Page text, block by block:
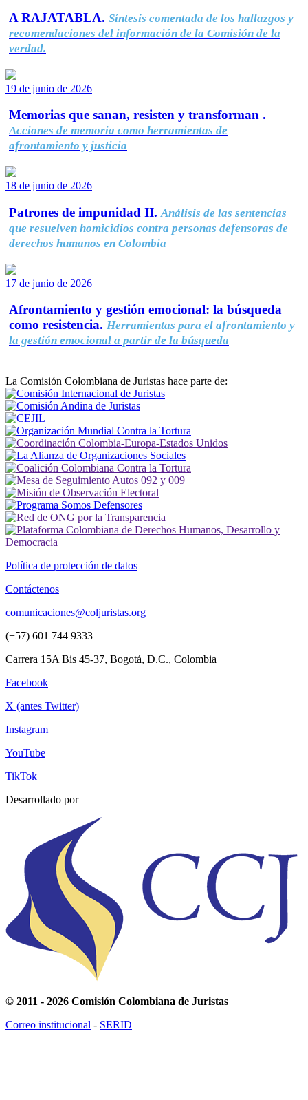
A RAJATABLA. Síntesis comentada de los hallazgos y
recomendaciones del información de la Comisión de la
verdad.
19 de junio de 2026
Memorias que sanan, resisten y transforman .
Acciones de memoria como herramientas de
afrontamiento y justicia
18 de junio de 2026
Patrones de impunidad II. Análisis de las sentencias
que resuelven homicidios contra personas defensoras de
derechos humanos en Colombia
17 de junio de 2026
Afrontamiento y gestión emocional: la búsqueda
como resistencia. Herramientas para el afrontamiento y
la gestión emocional a partir de la búsqueda
La Comisión Colombiana de Juristas hace parte de:
Política de protección de datos
Contáctenos
comunicaciones@coljuristas.org
(+57) 601 744 9333
Carrera 15A Bis 45-37, Bogotá, D.C., Colombia
Facebook
X (antes Twitter)
Instagram
YouTube
TikTok
Desarrollado por
© 2011 - 2026 Comisión Colombiana de Juristas
Correo institucional - SERID